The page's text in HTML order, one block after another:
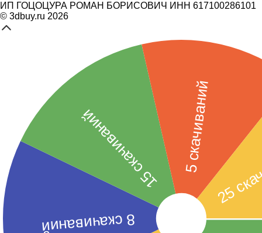
ИП ГОЦОЦУРА РОМАН БОРИСОВИЧ ИНН 617100286101
© 3dbuy.ru 2026